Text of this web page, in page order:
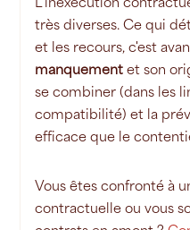
très diverses. Ce qui
et les recours, c'est
manquement et son
se combiner (dans les
compatibilité) et la
efficace que le
Vous êtes confronté à
contractuelle ou vous